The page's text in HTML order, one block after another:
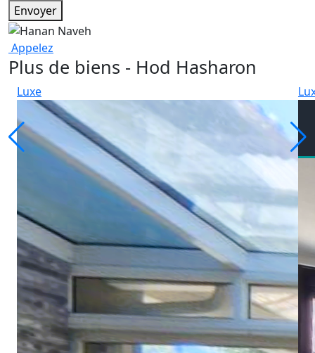
Envoyer
Appelez
Plus de biens - Hod Hasharon
Luxe